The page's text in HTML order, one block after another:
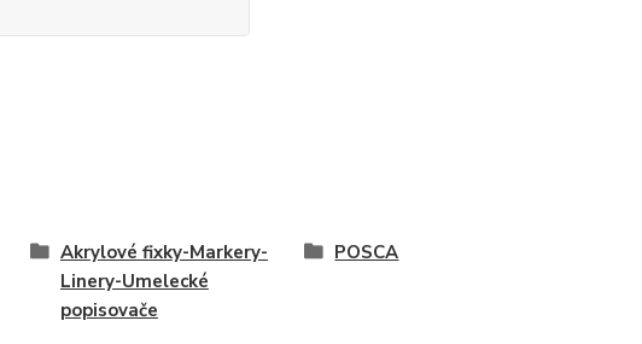
Akrylové fixky-Markery-
Linery-Umelecké
popisovače
POSCA